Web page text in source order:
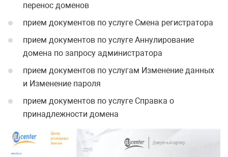
перенос доменов
прием документов по услуге Смена регистратора
прием документов по услуге Аннулирование
домена по запросу администратора
прием документов по услугам Изменение данных
и Изменение пароля
прием документов по услуге Справка о
принадлежности домена